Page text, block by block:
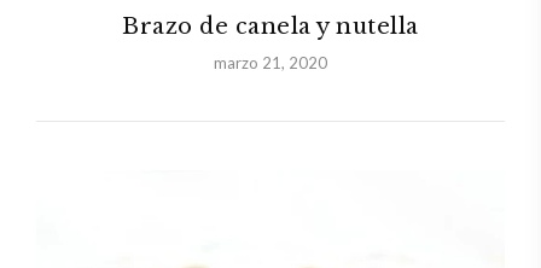
Brazo de canela y nutella
marzo 21, 2020